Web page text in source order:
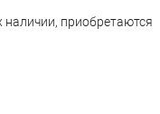
наличии, приобретаются